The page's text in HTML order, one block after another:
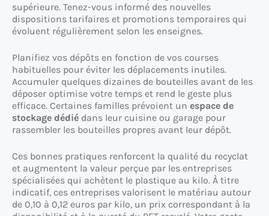
supérieure. Tenez-vous informé des nouvelles
dispositions tarifaires et promotions temporaires qui
évoluent régulièrement selon les enseignes.
Planifiez vos dépôts en fonction de vos courses
habituelles pour éviter les déplacements inutiles.
Accumuler quelques dizaines de bouteilles avant de les
déposer optimise votre temps et rend le geste plus
efficace. Certaines familles prévoient un espace de
stockage dédié dans leur cuisine ou garage pour
rassembler les bouteilles propres avant leur dépôt.
Ces bonnes pratiques renforcent la qualité du recyclat
et augmentent la valeur perçue par les entreprises
spécialisées qui achètent le plastique au kilo. À titre
indicatif, ces entreprises valorisent le matériau autour
de 0,10 à 0,12 euros par kilo, un prix correspondant à la